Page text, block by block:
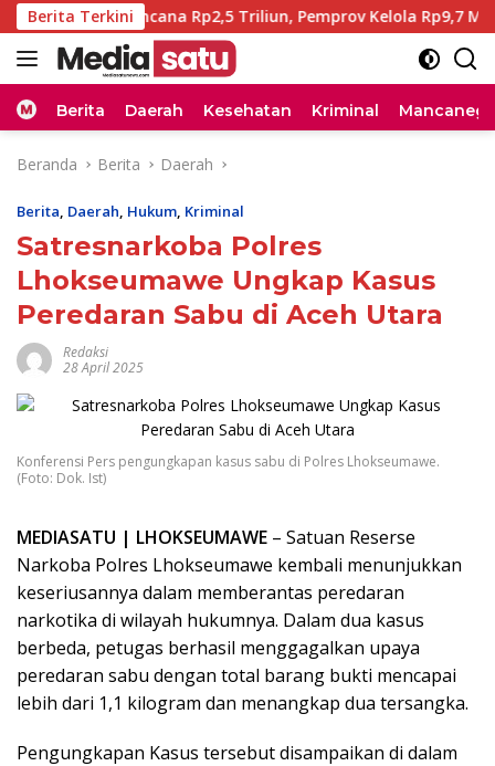
Langsung
ke
konten
Berita Terkini
Pascabencana Rp2,5 Triliun, Pemprov Kelola Rp9,7 Miliar
Home
Berita Daerah Kesehatan Kriminal
Beranda Berita Daerah
Berita, Daerah, Hukum, Kriminal
Satresnarkoba Polres
Lhokseumawe Ungkap Kasus
Peredaran Sabu di Aceh Utara
Redaksi
28 April 2025
Konferensi Pers pengungkapan kasus sabu di Polres Lhokseumawe.
(Foto: Dok. Ist)
MEDIASATU | LHOKSEUMAWE – Satuan Reserse
Narkoba Polres Lhokseumawe kembali menunjukkan
keseriusannya dalam memberantas peredaran
narkotika di wilayah hukumnya. Dalam dua kasus
berbeda, petugas berhasil menggagalkan upaya
peredaran sabu dengan total barang bukti mencapai
lebih dari 1,1 kilogram dan menangkap dua tersangka.
Pengungkapan Kasus tersebut disampaikan di dalam